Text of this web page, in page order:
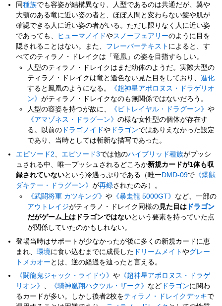
同種族でも容姿が結構異なり、人型であるのは共通だが、翼や
大顎のある竜に近い姿の者と、ほぼ人間と変わらない髪や肌が
確認できる人に近い姿の者がいる。ただし限りなく人に近い姿
であっても、
ヒューマノイドやスノーフェアリーのように目を
隠されることはない。また、 フレーバーテキスト によると、す
べてのティラノ・ドレイクは「竜凰」の姿を目指すらしい。
人型のティラノ・ドレイクはまだ幼体のようだ。実際大型の
ティラノ・ドレイクは竜と遜色ない見た目をしており、進化
すると鳳凰のようになる。
《超神星アポロヌス・ドラゲリオ
ン》がティラノ・ドレイクなのも無関係ではないだろう。
人型の容姿を持つが故に、
《ビトレイヤル・ドラグーン》や
《アマゾネス・ドラグーン》の様な女性型の個体が存在す
る。以前の ドラゴノイドや ドラゴンではありえなかった設定
であり、当時としては斬新な描写であった。
エピソード2、 エピソード3では他のハイブリッド種族がプッシ
ュされる中、唯一プッシュされるどころか新規カードが1体も収
録されていないという冷遇っぷりである（唯一DMD-09で 《爆獣
ダキテー・ドラグーン》が再録されたのみ）。
《武闘将軍 カツキング》や 《暴走龍 5000GT》 など、一部の
アウトレイジがティラノ・ドレイク同様の 見た目は ドラゴン
だがゲーム上はドラゴンではないという要素を持っていた点
が関係していたのかもしれない。
登場当時はサポートが少なかったが後に多くの新規カードに恵
まれ、環境に食い込むまでに成長した ドリームメイトやグレー
トメカオー とは、逆の経過を辿ったと言える。
《闘龍鬼ジャック・ライドウ》や 《超神星アポロヌス・ドラゲ
リオン》 、 《騎神凰翔ハクツル・ザーク》 など ドラゴンに関わ
るカードが多い。しかし後者2枚をティラノ・ドレイクデッキで